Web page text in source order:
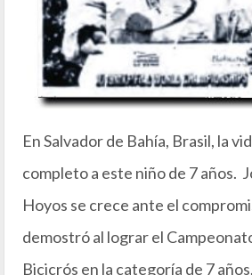
En Salvador de Bahía, Brasil, la
completo a este niño de 7 años.
Hoyos se crece ante el
demostró al lograr el
Bicicrós en la categoría de 7